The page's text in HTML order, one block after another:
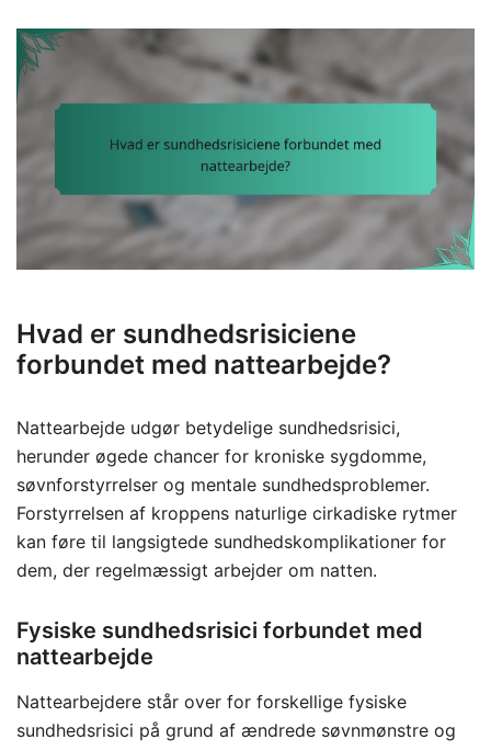
Hvad er sundhedsrisiciene
forbundet med nattearbejde?
Nattearbejde udgør betydelige sundhedsrisici,
herunder øgede chancer for kroniske sygdomme,
søvnforstyrrelser og mentale sundhedsproblemer.
Forstyrrelsen af kroppens naturlige cirkadiske rytmer
kan føre til langsigtede sundhedskomplikationer for
dem, der regelmæssigt arbejder om natten.
Fysiske sundhedsrisici forbundet med
nattearbejde
Nattearbejdere står over for forskellige fysiske
sundhedsrisici på grund af ændrede søvnmønstre og